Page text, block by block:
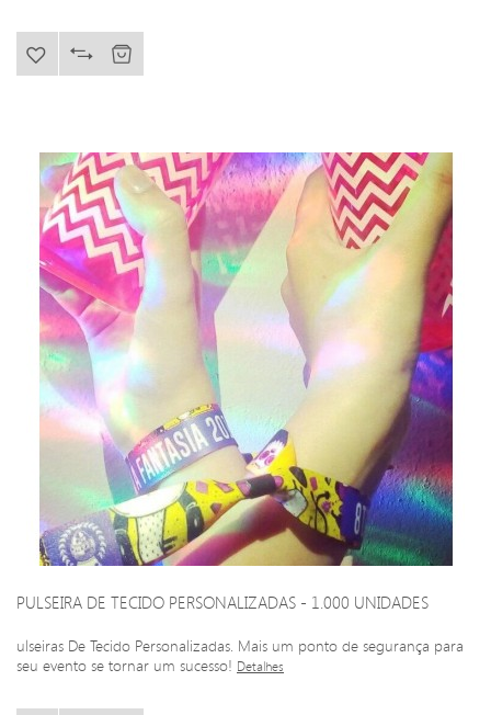
PULSEIRA DE TECIDO PERSONALIZADAS - 1.000 UNIDADES
ulseiras De Tecido Personalizadas. Mais um ponto de segurança para
seu evento se tornar um sucesso! Detalhes